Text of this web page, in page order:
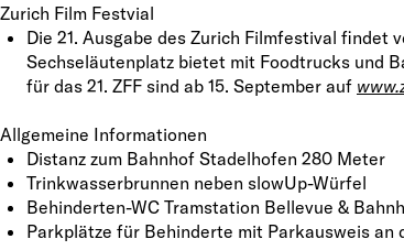
Zurich Film Festvial
Die 21. Ausgabe des Zurich Filmfestival findet
Sechseläutenplatz bietet mit Foodtrucks und
für das 21. ZFF sind ab 15. September auf
Allgemeine Informationen
Distanz zum Bahnhof Stadelhofen 280 Meter
Trinkwasserbrunnen neben slowUp-Würfel
Behinderten-WC Tramstation Bellevue &
Parkplätze für Behinderte mit Parkausweis an